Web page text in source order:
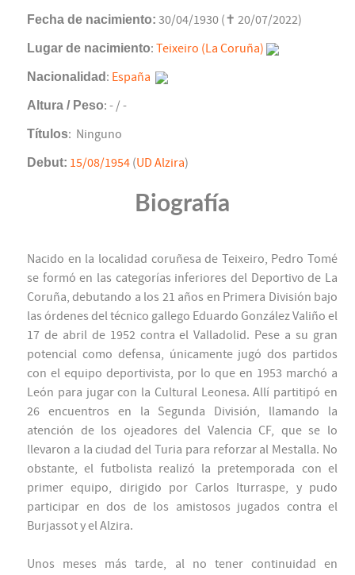
Fecha de nacimiento: 30/04/1930 (✝ 20/07/2022)
Lugar de nacimiento: Teixeiro (La Coruña)
Nacionalidad : España
Altura / Peso: - / -
Títulos: Ninguno
Debut: 15/08/1954 (UD Alzira)
Biografía
Nacido en la localidad coruñesa de Teixeiro, Pedro Tomé
se formó en las categorías inferiores del Deportivo de La
Coruña, debutando a los 21 años en Primera División bajo
las órdenes del técnico gallego Eduardo González Valiño el
17 de abril de 1952 contra el Valladolid. Pese a su gran
potencial como defensa, únicamente jugó dos partidos
con el equipo deportivista, por lo que en 1953 marchó a
León para jugar con la Cultural Leonesa. Allí partitipó en
26 encuentros en la Segunda División, llamando la
atención de los ojeadores del Valencia CF, que se lo
llevaron a la ciudad del Turia para reforzar al Mestalla. No
obstante, el futbolista realizó la pretemporada con el
primer equipo, dirigido por Carlos Iturraspe, y pudo
participar en dos de los amistosos jugados contra el
Burjassot y el Alzira.
Unos meses más tarde, al no tener continuidad en